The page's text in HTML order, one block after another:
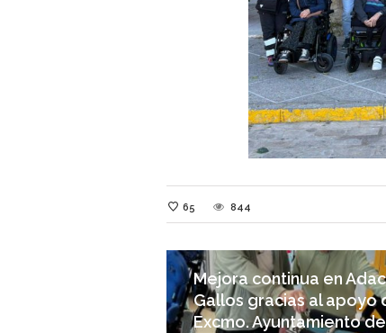
65 844
Mejora continua en
Gallos gracias al apoyo
Excmo. Ayuntamiento de